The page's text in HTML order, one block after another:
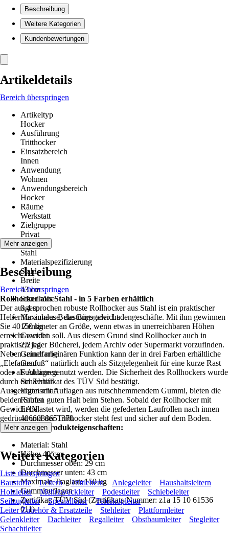
Beschreibung
Weitere Kategorien
Kundenbewertungen
Artikeldetails
Bereich überspringen
Artikeltyp
Hocker
Ausführung
Tritthocker
Einsatzbereich
Innen
Anwendung
Wohnen
Anwendungsbereich
Hocker
Räume
Werkstatt
Zielgruppe
Privat
Material
Stahl
Materialspezifizierung
Stahl
Breite
43 cm
Standhöhe
0,4 m
Maximales Belastungsgewicht
150 kg
Gewicht
2,2 kg
Grundfarbe
Grau
Funktionen
Schiebbar
Eigenschaft
Robust
EAN
4066088651370
Mehr anzeigen
Beschreibung
Bereich überspringen
Rollhocker aus Stahl - in 5 Farben erhältlich
Der ausgesprochen robuste Rollhocker aus Stahl ist ein praktischer
Helfer für zuhause, das Büro oder Ladengeschäfte. Mit ihm gewinnen
Sie 40 Zentimeter an Größe, wenn etwas in unerreichbaren Höhen
erreicht werden soll. Aus diesem Grund sind Rollhocker auch in
praktisch jeder Bücherei, jedem Archiv oder Supermarkt vorzufinden.
Neben seiner originären Funktion kann der in drei Farben erhältliche
„Elefantenfuß“ natürlich auch als Sitzgelegenheit für eine kurze Rast
oder als Ablage genutzt werden. Die Sicherheit des Rollhockers wurde
durch ein Zertifikat des TÜV Süd bestätigt.
Ausgestattet mit Auflagen aus rutschhemmendem Gummi, bieten die
beiden Stufen guten Halt beim Stehen. Sobald der Rollhocker mit
Gewicht belastet wird, werden die gefederten Laufrollen nach innen
gedrückt und der Tritthocker steht fest und sicher auf dem Boden.
Rollhocker - Produkteigenschaften:
Material: Stahl
Höhe: 40 cm
Durchmesser oben: 29 cm
Durchmesser unten: 43 cm
Maximale Traglast: 150 kg
Gummiauflagen
Zertifikat: TÜV Süd (Zertifikats-Nummer: z1a 15 10 61536
011)
Mehr anzeigen
Weitere Kategorien
Liste überspringen
Baustoffe
Leitern Trittleitern Anlegeleiter
Haushaltsleitern
Holzleiter
Mehrzweckleiter Podestleiter
Schiebeleiter
Seilzugleiter
Spezialleiter
Teleskopleiter
Leiter Zubehör & Ersatzteile
Stehleiter
Plattformleiter
Gelenkleiter
Dachleiter Regalleiter Obstbaumleiter
Stegleiter
Schachtleiter